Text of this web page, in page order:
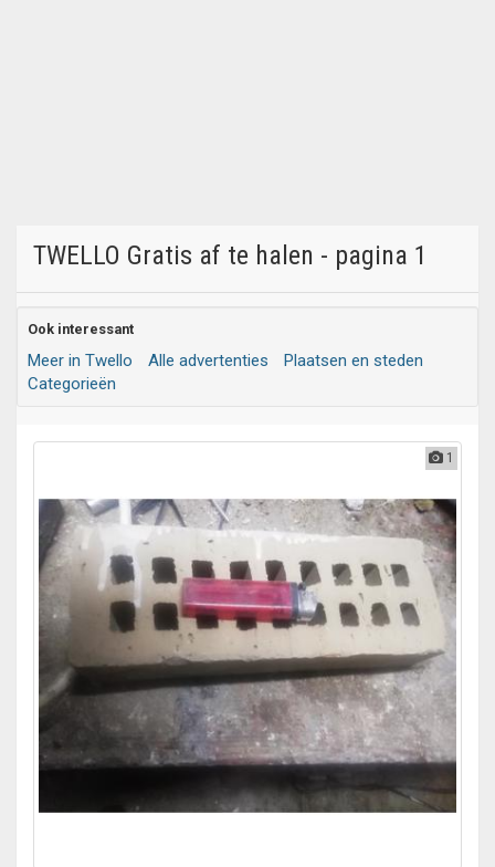
TWELLO Gratis af te halen - pagina 1
Ook interessant
Meer in Twello Alle advertenties
Plaatsen en steden
Categorieën
1